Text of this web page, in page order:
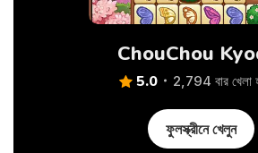
ChouChou
5.0 2,794 বার খেলা
ফুলস্ক্রীনে খেলুন